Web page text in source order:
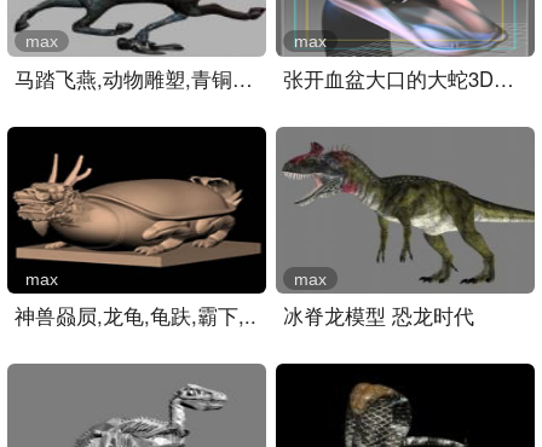
马踏飞燕,动物雕塑,青铜雕..
max
张开血盆大口的大蛇3D模型..
max
神兽赑屃,龙龟,龟趺,霸下,..
max
冰脊龙模型 恐龙时代
max